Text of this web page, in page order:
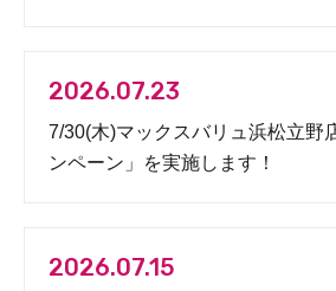
2026.07.23
7/30(木)マックスバリュ浜松立野
ンペーン」を実施します！
2026.07.15